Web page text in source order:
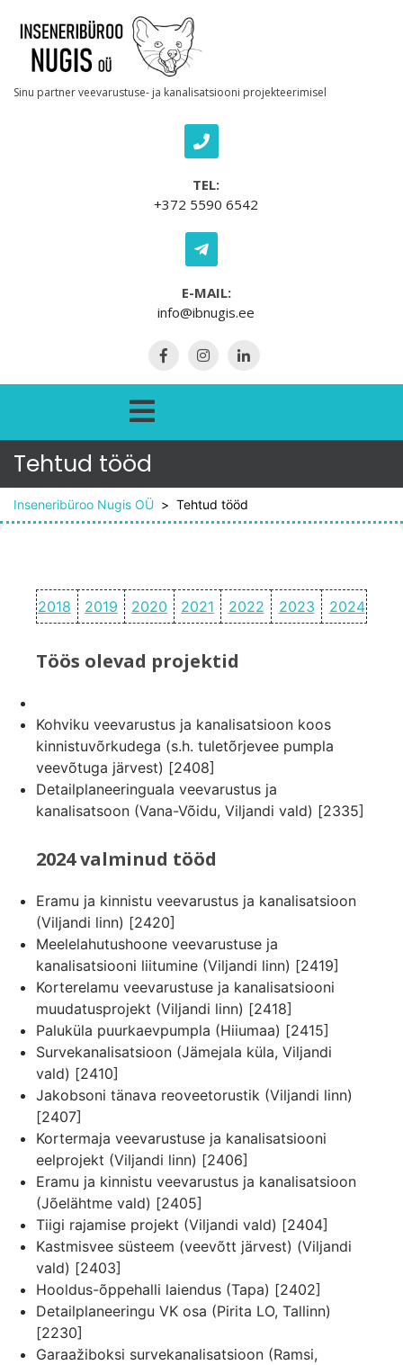
Sinu partner veevarustuse- ja kanalisatsiooni projekteerimisel
TEL:
+372 5590 6542
E-MAIL:
info@ibnugis.ee
Tehtud tööd
Inseneribüroo Nugis OÜ > Tehtud tööd
2018 2019 2020 2021 2022 2023 2024
Töös olevad projektid
Kohviku veevarustus ja kanalisatsioon koos
kinnistuvõrkudega (s.h. tuletõrjevee pumpla
veevõtuga järvest) [2408]
Detailplaneeringuala veevarustus ja
kanalisatsoon (Vana-Võidu, Viljandi vald) [2335]
2024 valminud tööd
Eramu ja kinnistu veevarustus ja kanalisatsioon
(Viljandi linn) [2420]
Meelelahutushoone veevarustuse ja
kanalisatsiooni liitumine (Viljandi linn) [2419]
Korterelamu veevarustuse ja kanalisatsiooni
muudatusprojekt (Viljandi linn) [2418]
Paluküla puurkaevpumpla (Hiiumaa) [2415]
Survekanalisatsioon (Jämejala küla, Viljandi
vald) [2410]
Jakobsoni tänava reoveetorustik (Viljandi linn)
[2407]
Kortermaja veevarustuse ja kanalisatsiooni
eelprojekt (Viljandi linn) [2406]
Eramu ja kinnistu veevarustus ja kanalisatsioon
(Jõelähtme vald) [2405]
Tiigi rajamise projekt (Viljandi vald) [2404]
Kastmisvee süsteem (veevõtt järvest) (Viljandi
vald) [2403]
Hooldus-õppehalli laiendus (Tapa) [2402]
Detailplaneeringu VK osa (Pirita LO, Tallinn)
[2230]
Garaažiboksi survekanalisatsioon (Ramsi,